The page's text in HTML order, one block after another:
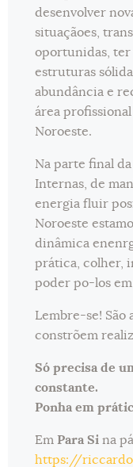
desenvolver
situaçãoes,
oportunidas, ter
estruturas
abundância e
área
Noroeste.
Na parte final
Internas, de
energia fluir
Noroeste
dinâmica
prática, colher,
poder po-los
Lembre-se! São
constrõem
Só precisa de
constante.
Ponha em
EmPara Si na
https://